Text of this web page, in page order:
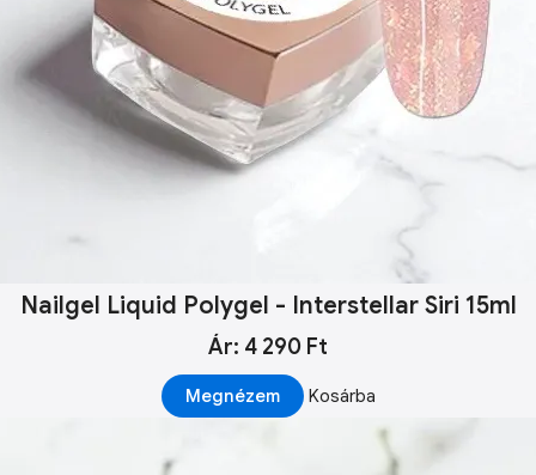
Nailgel Liquid Polygel - Interstellar Siri 15ml
Ár: 4 290 Ft
Megnézem Kosárba